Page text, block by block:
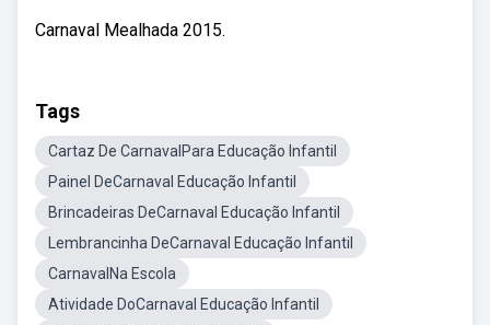
Carnaval Mealhada 2015.
Tags
Cartaz De CarnavalPara Educação Infantil
Painel DeCarnaval Educação Infantil
Brincadeiras DeCarnaval Educação Infantil
Lembrancinha DeCarnaval Educação Infantil
CarnavalNa Escola
Atividade DoCarnaval Educação Infantil